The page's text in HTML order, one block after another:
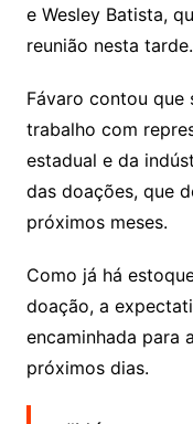
e Wesley Batista,
reunião nesta tarde.
Fávaro contou que
trabalho com
estadual e da
das doações, que
próximos meses.
Como já há
doação, a
encaminhada para
próximos dias.